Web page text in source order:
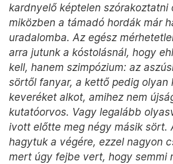
kardnyelő képtelen szórakoztatni
miközben a támadó hordák már
uradalomba. Az egész
arra jutunk a kóstolásnál, hogy
kell, hanem szimpózium: az
sörtől fanyar, a kettő pedig olyan
keveréket alkot, amihez nem
kutatóorvos. Vagy legalább
ivott előtte meg négy másik sört.
hagytuk a végére, ezzel nagyon
mert úgy fejbe vert, hogy semmi